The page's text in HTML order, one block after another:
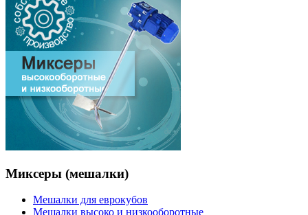
Миксеры (мешалки)
Мешалки для еврокубов
Мешалки высоко и низкооборотные